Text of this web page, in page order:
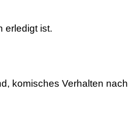
erledigt ist.
komisches Verhalten nach